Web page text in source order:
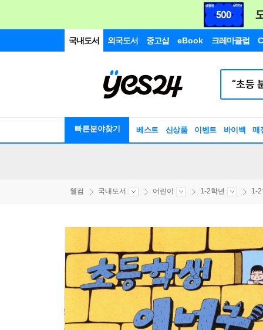
국내도서 외국도서 중고샵 eBook 크레마클럽
빠른분야찾기 베스트 신상품 이벤트 바이백 매
웰컴 국내도서 어린이 1-2학년 1-